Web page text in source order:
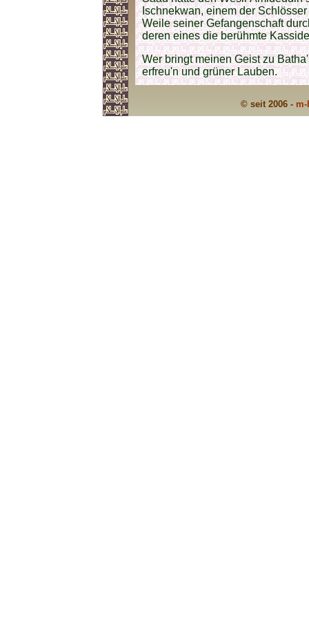
Ischnekwan, einem der
Weile seiner Gefangenschaft
deren eines die berühmte
Wer bringt meinen Geist zu
erfreu'n und grüner Lauben.
© seit 2006 -